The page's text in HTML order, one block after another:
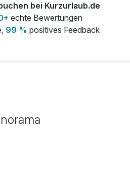
bei Kurzurlaub.de
echte Bewertungen
99 % positives Feedback